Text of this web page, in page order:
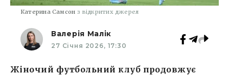
Катерина Самсон з відкритих джерел
Валерія Малік
27 Січня 2026, 17:30
Жіночий футбольний клуб продовжує